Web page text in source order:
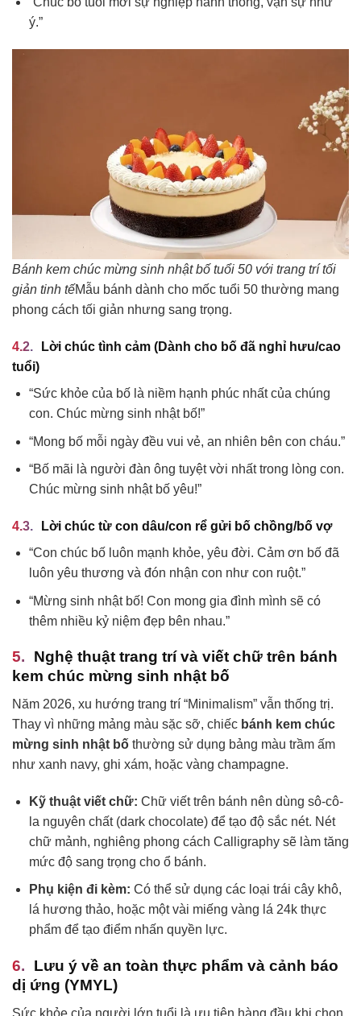
ý.”
Bánh kem chúc mừng sinh nhật bố tuổi 50 với trang trí tối
giản tinh tếMẫu bánh dành cho mốc tuổi 50 thường mang
phong cách tối giản nhưng sang trọng.
Lời chúc tình cảm (Dành cho bố đã nghỉ hưu/cao
tuổi)
“Sức khỏe của bố là niềm hạnh phúc nhất của chúng
con. Chúc mừng sinh nhật bố!”
“Mong bố mỗi ngày đều vui vẻ, an nhiên bên con cháu.”
“Bố mãi là người đàn ông tuyệt vời nhất trong lòng con.
Chúc mừng sinh nhật bố yêu!”
Lời chúc từ con dâu/con rể gửi bố chồng/bố vợ
“Con chúc bố luôn mạnh khỏe, yêu đời. Cảm ơn bố đã
luôn yêu thương và đón nhận con như con ruột.”
“Mừng sinh nhật bố! Con mong gia đình mình sẽ có
thêm nhiều kỷ niệm đẹp bên nhau.”
Nghệ thuật trang trí và viết chữ trên bánh
kem chúc mừng sinh nhật bố
Năm 2026, xu hướng trang trí “Minimalism” vẫn thống trị.
Thay vì những mảng màu sặc sỡ, chiếc bánh kem chúc
mừng sinh nhật bố thường sử dụng bảng màu trầm ấm
như xanh navy, ghi xám, hoặc vàng champagne.
Kỹ thuật viết chữ: Chữ viết trên bánh nên dùng sô-cô-
la nguyên chất (dark chocolate) để tạo độ sắc nét. Nét
chữ mảnh, nghiêng phong cách Calligraphy sẽ làm tăng
mức độ sang trọng cho ổ bánh.
Phụ kiện đi kèm: Có thể sử dụng các loại trái cây khô,
lá hương thảo, hoặc một vài miếng vàng lá 24k thực
phẩm để tạo điểm nhấn quyền lực.
Lưu ý về an toàn thực phẩm và cảnh báo
dị ứng (YMYL)
Sức khỏe của người lớn tuổi là ưu tiên hàng đầu khi chọn